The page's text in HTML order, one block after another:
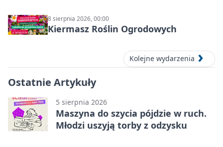
8 sierpnia 2026, 00:00
Kiermasz Roślin Ogrodowych
Kolejne wydarzenia
Ostatnie Artykuły
5 sierpnia 2026
Maszyna do szycia pójdzie w ruch.
Młodzi uszyją torby z odzysku